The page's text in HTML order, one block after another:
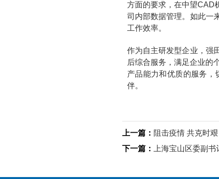
方面的要求，在中望CAD
司内部数据管理。如此一
工作效率。
作为自主研发型企业，强
后综合服务，满足企业的
产品能力和优质的服务，
伴。
上一篇： 阻击疫情 共克时
下一篇：
上海宝山区委副